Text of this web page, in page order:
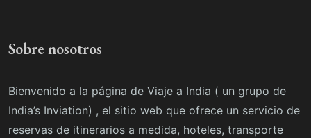
Sobre nosotros
Bienvenido a la página de Viaje a India ( un grupo de
India’s Inviation) , el sitio web que ofrece un servicio de
reservas de itinerarios a medida, hoteles, transporte